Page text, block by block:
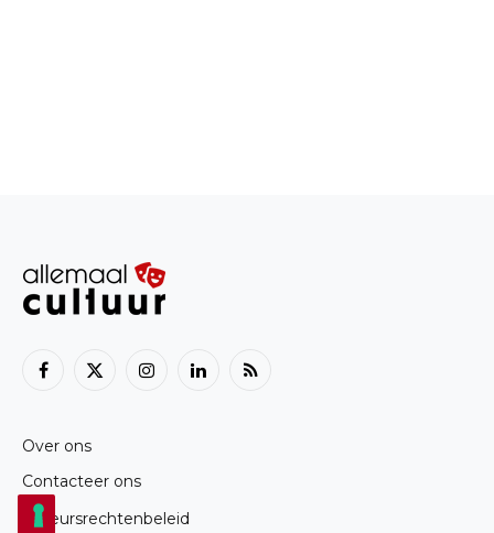
Facebook
X
InstagramLinkedInRSS
Over ons
Contacteer ons
Auteursrechtenbeleid